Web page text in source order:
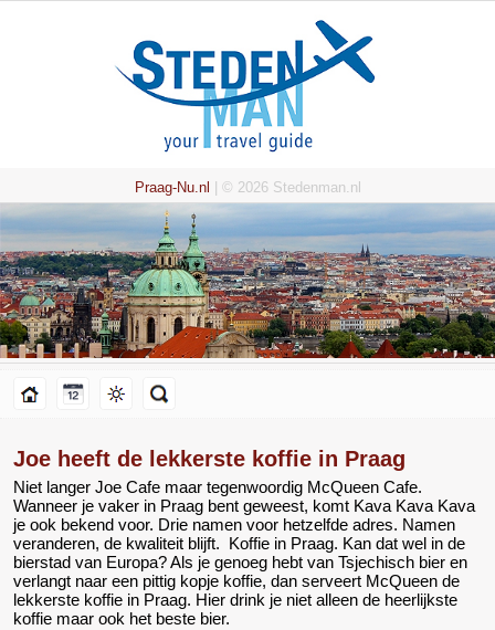
Praag-Nu.nl | © 2026 Stedenman.nl
Joe heeft de lekkerste koffie in Praag
Niet langer Joe Cafe maar tegenwoordig McQueen Cafe.
Wanneer je vaker in Praag bent geweest, komt Kava Kava Kava
je ook bekend voor. Drie namen voor hetzelfde adres. Namen
veranderen, de kwaliteit blijft. Koffie in Praag. Kan dat wel in de
bierstad van Europa? Als je genoeg hebt van Tsjechisch bier en
verlangt naar een pittig kopje koffie, dan serveert McQueen de
lekkerste koffie in Praag. Hier drink je niet alleen de heerlijkste
koffie maar ook het beste bier.